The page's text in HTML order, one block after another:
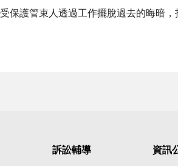
受保護管束人透過工作擺脫過去的晦暗，
訴訟輔導 資訊